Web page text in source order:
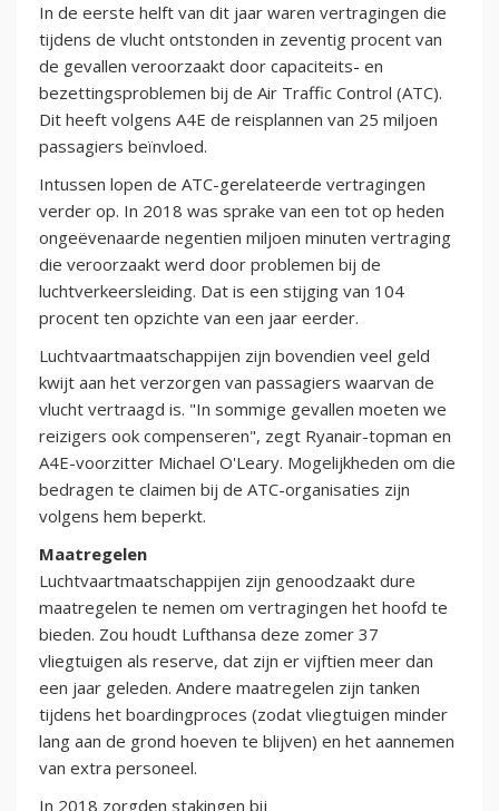
In de eerste helft van dit jaar waren vertragingen die
tijdens de vlucht ontstonden in zeventig procent van
de gevallen veroorzaakt door capaciteits- en
bezettingsproblemen bij de Air Traffic Control (ATC).
Dit heeft volgens A4E de reisplannen van 25 miljoen
passagiers beïnvloed.
Intussen lopen de ATC-gerelateerde vertragingen
verder op. In 2018 was sprake van een tot op heden
ongeëvenaarde negentien miljoen minuten vertraging
die veroorzaakt werd door problemen bij de
luchtverkeersleiding. Dat is een stijging van 104
procent ten opzichte van een jaar eerder.
Luchtvaartmaatschappijen zijn bovendien veel geld
kwijt aan het verzorgen van passagiers waarvan de
vlucht vertraagd is. "In sommige gevallen moeten we
reizigers ook compenseren", zegt Ryanair-topman en
A4E-voorzitter Michael O'Leary. Mogelijkheden om die
bedragen te claimen bij de ATC-organisaties zijn
volgens hem beperkt.
Maatregelen
Luchtvaartmaatschappijen zijn genoodzaakt dure
maatregelen te nemen om vertragingen het hoofd te
bieden. Zou houdt Lufthansa deze zomer 37
vliegtuigen als reserve, dat zijn er vijftien meer dan
een jaar geleden. Andere maatregelen zijn tanken
tijdens het boardingproces (zodat vliegtuigen minder
lang aan de grond hoeven te blijven) en het aannemen
van extra personeel.
In 2018 zorgden stakingen bij